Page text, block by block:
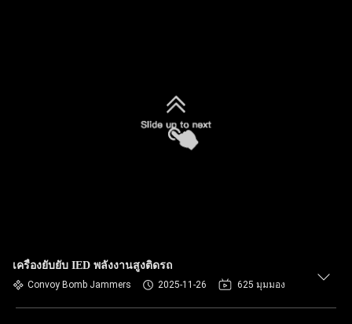
เครื่องยับยับ IED พลังงานสูงติดรถ
Convoy Bomb Jammers 2025-11-26 625 มุมมอง